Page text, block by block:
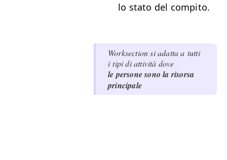
lo sta­to del compito.
Work­sec­tion si adat­ta a tut­ti
i tipi di attiv­ità dove
le per­sone sono la risor­sa
principale